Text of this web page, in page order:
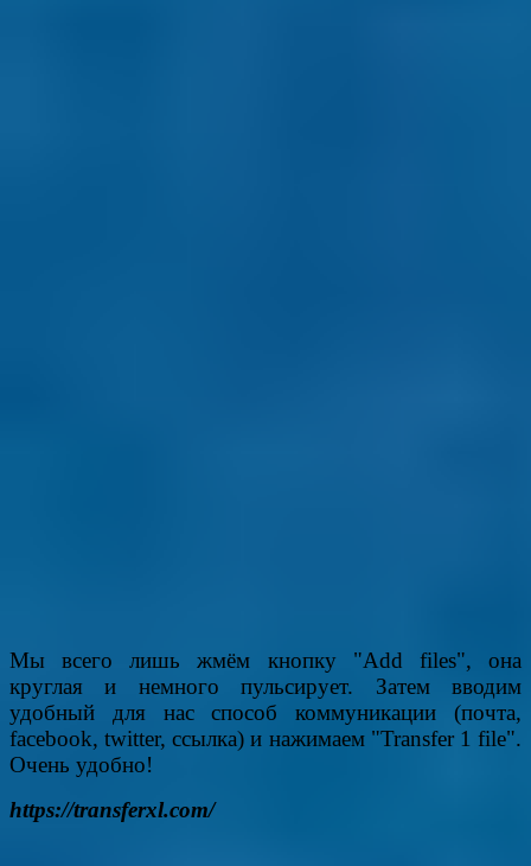
Мы всего лишь жмём кнопку "Add files", она
круглая и немного пульсирует. Затем вводим
удобный для нас способ коммуникации (почта,
facebook, twitter, ссылка) и нажимаем "Transfer 1 file".
Очень удобно!
https://transferxl.com/